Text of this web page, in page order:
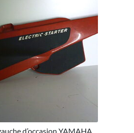
d’occasion YAMAHA